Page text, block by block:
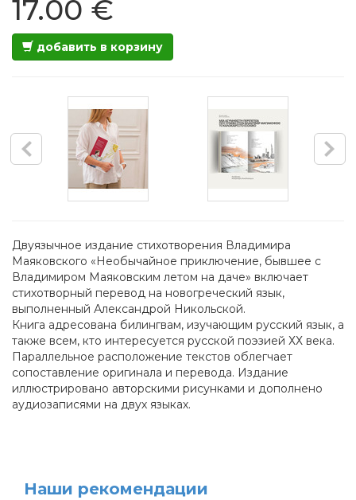
17.00 €
добавить в корзину
Двуязычное издание стихотворения Владимира
Маяковского «Необычайное приключение, бывшее с
Владимиром Маяковским летом на даче» включает
стихотворный перевод на новогреческий язык,
выполненный Александрой Никольской.
Книга адресована билингвам, изучающим русский язык, а
также всем, кто интересуется русской поэзией ХХ века.
Параллельное расположение текстов облегчает
сопоставление оригинала и перевода. Издание
иллюстрировано авторскими рисунками и дополнено
аудиозаписями на двух языках.
Наши рекомендации